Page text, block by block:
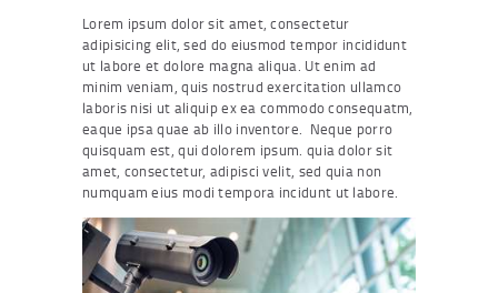
Lorem ipsum dolor sit amet, consectetur
adipisicing elit, sed do eiusmod tempor incididunt
ut labore et dolore magna aliqua. Ut enim ad
minim veniam, quis nostrud exercitation ullamco
laboris nisi ut aliquip ex ea commodo consequatm,
eaque ipsa quae ab illo inventore. Neque porro
quisquam est, qui dolorem ipsum. quia dolor sit
amet, consectetur, adipisci velit, sed quia non
numquam eius modi tempora incidunt ut labore.